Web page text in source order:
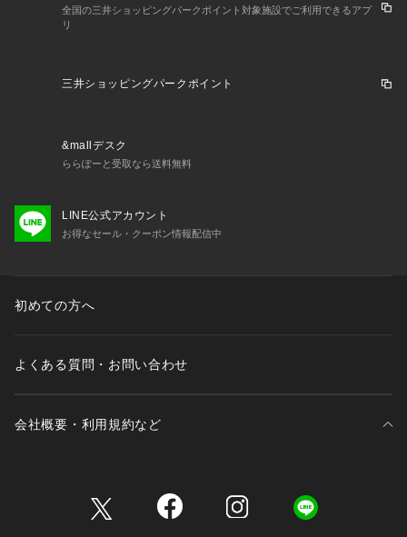
【生地の厚さ】普通
【伸縮性】あり
【アジャスター】なし
【 and D.petit main 】
━━━━━━━━━━━━
カジュアルで動きやすく着やすい、
  　パパもお揃いで着たくなるくらいファッショナブル。
【 対象 】
3歳-12歳 Girls・Boys（90-150cm）
全国の三井ショッピングパークポイント対象施設でご利用できるアプ
リ
三井ショッピングパークポイント
&mallデスク
ららぽーと受取なら送料無料
LINE公式アカウント
お得なセール・クーポン情報配信中
初めての方へ
よくある質問・お問い合わせ
会社概要・利用規約など